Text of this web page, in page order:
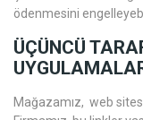
ödenmesini
ÜÇÜNCÜ
Mağazamız, web